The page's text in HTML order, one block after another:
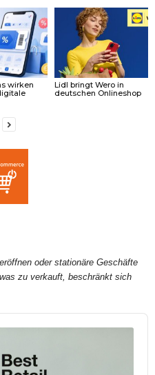
wirken
Lidl bringt Wero in
deutschen Onlineshop
oder stationäre Geschäfte
zu verkauft, beschränkt sich